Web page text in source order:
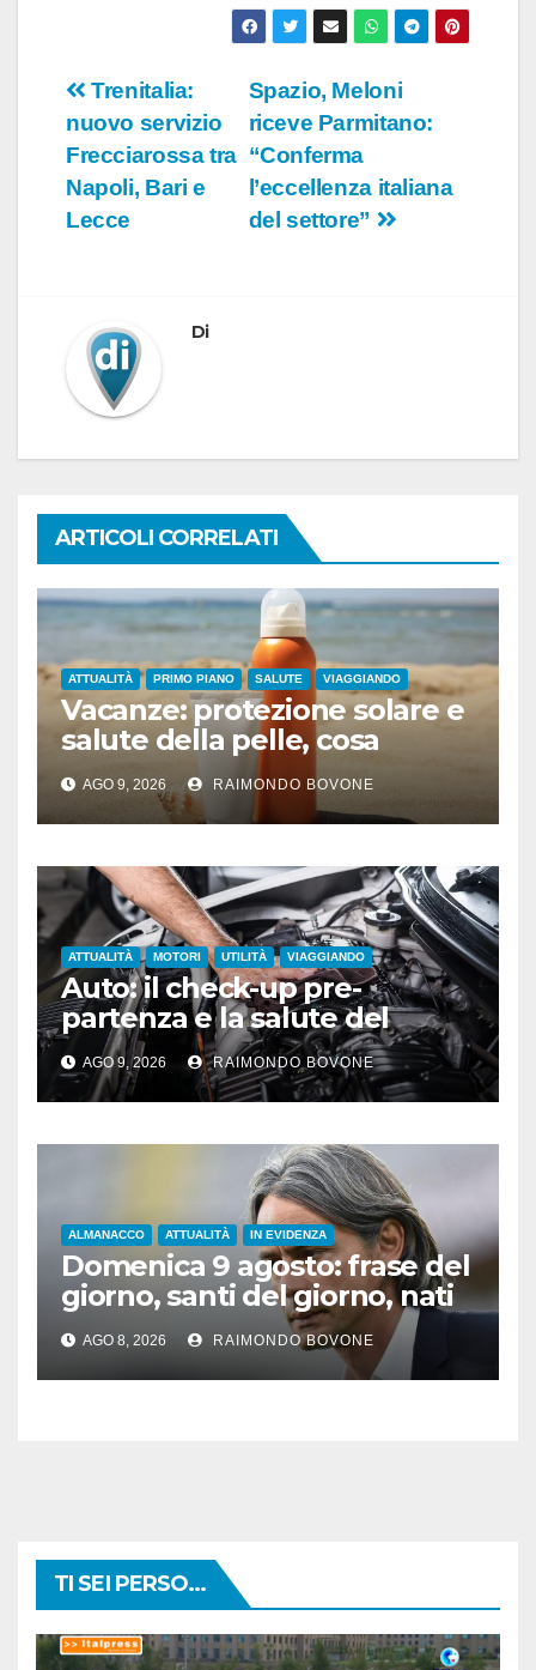
Navigazione
articoli
Spazio, Meloni
riceve Parmitano:
“Conferma
l’eccellenza italiana
del settore”
Trenitalia:
nuovo servizio
Frecciarossa tra
Napoli, Bari e
Lecce
Di
ARTICOLI CORRELATI
ATTUALITÀ PRIMO PIANO SALUTE VIAGGIANDO
Vacanze: protezione solare e
salute della pelle, cosa
dicono le evidenze
scientifiche
AGO 9, 2026 RAIMONDO BOVONE
ATTUALITÀ MOTORI UTILITÀ VIAGGIANDO
Auto: il check-up pre-
partenza e la salute del
motore sotto il sole
AGO 9, 2026 RAIMONDO BOVONE
ALMANACCO ATTUALITÀ IN EVIDENZA
Domenica 9 agosto: frase del
giorno, santi del giorno, nati
famosi, accadde oggi
AGO 8, 2026 RAIMONDO BOVONE
TI SEI PERSO...